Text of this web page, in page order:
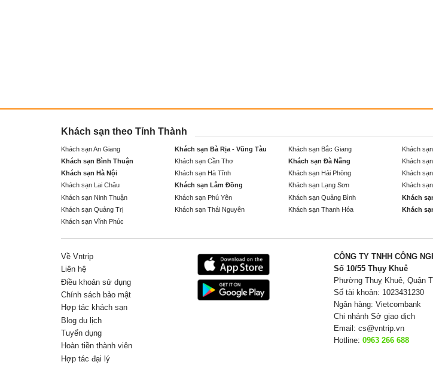
Khách sạn theo Tỉnh Thành
Khách sạn An Giang Khách sạn Bà Rịa - Vũng Tàu Khách sạn Bắc Giang Khách
Khách sạn Bình Thuận
Khách sạn Cần Thơ Khách sạn Đà Nẵng Khách
Khách sạn Hà Nội
Khách sạn Hà Tĩnh Khách sạn Hải Phòng Khách
Khách sạn Lai Châu
Khách sạn Lâm Đồng Khách sạn Lạng Sơn Khách
Khách sạn Ninh Thuận
Khách sạn Phú Yên Khách sạn Quảng Bình Khách
Khách sạn Quảng Trị
Khách sạn Thái Nguyên Khách sạn Thanh Hóa Khách
Khách sạn Vĩnh Phúc
Về Vntrip
Liên hệ
Điều khoản sử dụng
Chính sách bảo mật
Hợp tác khách sạn
Blog du lịch
Tuyển dụng
Hoàn tiền thành viên
Hợp tác đại lý
CÔNG TY TNHH CÔNG
Số 10/55 Thụy Khuê
Phường Thuỵ Khuê, Quận
Số tài khoản: 1023431230
Ngân hàng: Vietcombank
Chi nhánh Sở giao dịch
Email: cs@vntrip.vn
Hotline: 0963 266 688